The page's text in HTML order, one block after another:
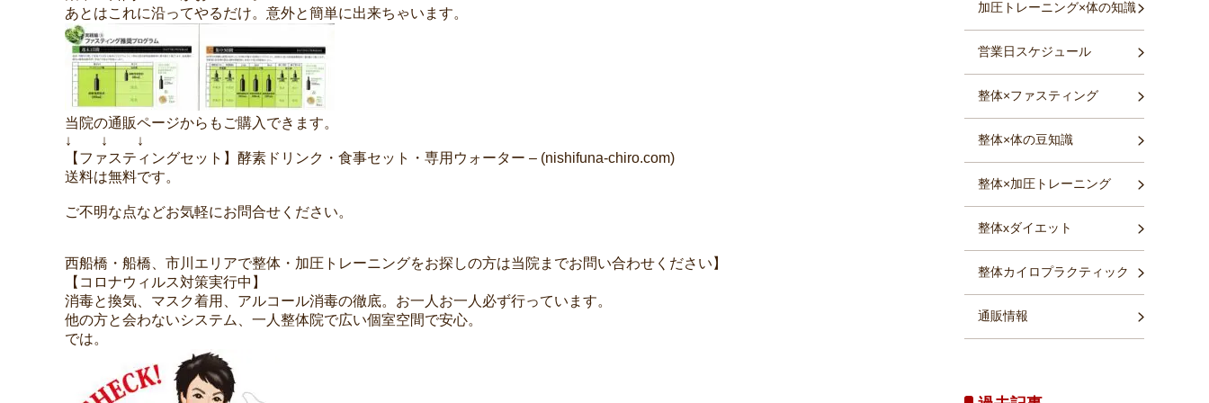
あとはこれに沿ってやるだけ。意外と簡単に出来ちゃいます。
当院の通販ページからもご購入できます。
↓ ↓ ↓
【ファスティングセット】酵素ドリンク・食事セット・専用ウォーター – (nishifuna-chiro.com)
送料は無料です。
ご不明な点などお気軽にお問合せください。
西船橋・船橋、市川エリアで整体・加圧トレーニングをお探しの方は当院までお問い合わせください】
【コロナウィルス対策実行中】
消毒と換気、マスク着用、アルコール消毒の徹底。お一人お一人必ず行っています。
他の方と会わないシステム、一人整体院で広い個室空間で安心。
では。
加圧トレーニング×体の知識
営業日スケジュール
整体×ファスティング
整体×体の豆知識
整体×加圧トレーニング
整体xダイエット
整体カイロプラクティック
通販情報